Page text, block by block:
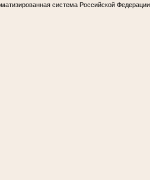
система Российской